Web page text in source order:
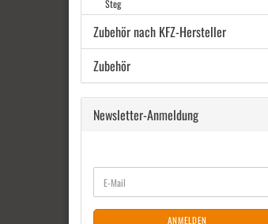
Steg
Zubehör nach KFZ-Hersteller
Zubehör
Newsletter-Anmeldung
ZUR
NEWSLETTER-
ANMELDUNG
E-
Mail
ANMELDEN